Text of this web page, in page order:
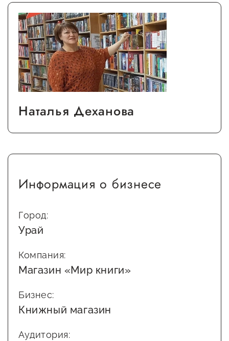
Наталья Деханова
Информация о бизнесе
Город:
Урай
Компания:
Магазин «Мир книги»
Бизнес:
Книжный магазин
Аудитория: